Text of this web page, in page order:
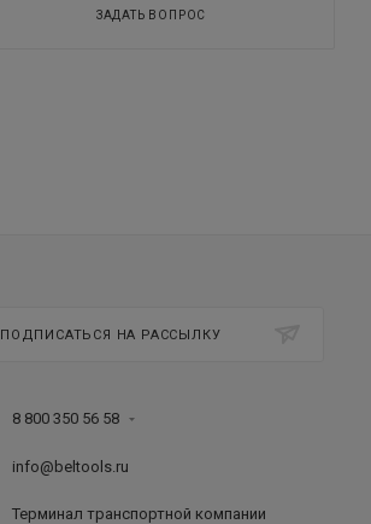
ЗАДАТЬ ВОПРОС
ПОДПИСАТЬСЯ НА РАССЫЛКУ
8 800 350 56 58
info@beltools.ru
Терминал транспортной компании